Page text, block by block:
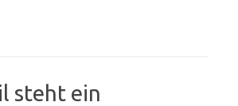
steht ein